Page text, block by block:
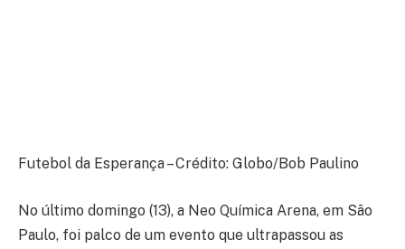
Futebol da Esperança – Crédito: Globo/Bob Paulino
No último domingo (13), a Neo Química Arena, em São
Paulo, foi palco de um evento que ultrapassou as